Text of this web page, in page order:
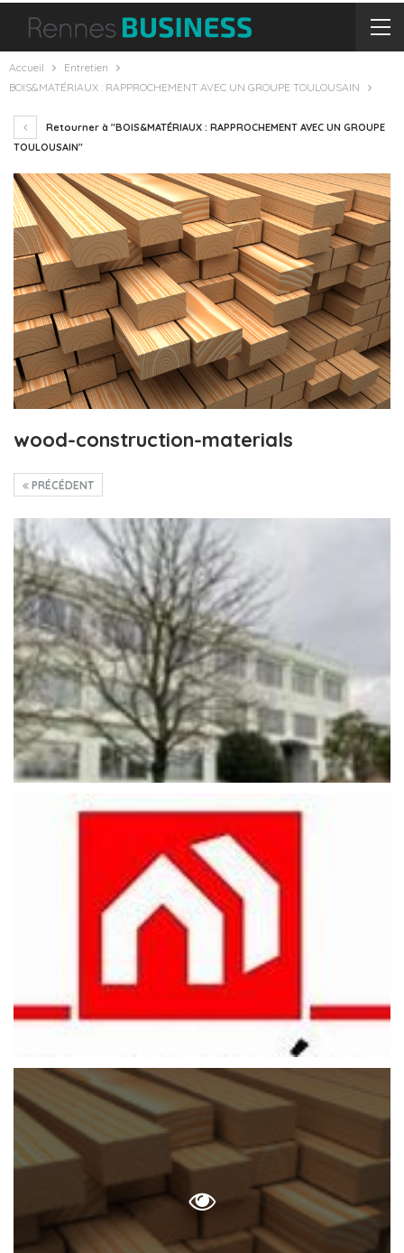
Accueil
Entretien
BOIS&MATÉRIAUX : RAPPROCHEMENT AVEC UN GROUPE TOULOUSAIN
Retourner à "BOIS&MATÉRIAUX : RAPPROCHEMENT AVEC UN GROUPE
TOULOUSAIN"
wood-construction-materials
PRÉCÉDENT